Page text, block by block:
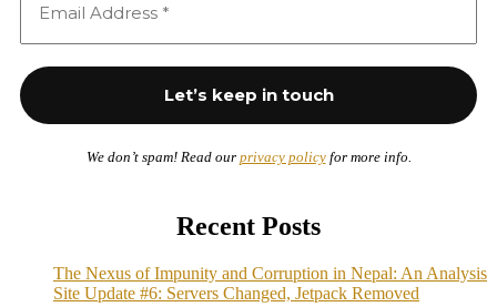
We don’t spam! Read our privacy policyfor more info.
Recent Posts
The Nexus of Impunity and Corruption in Nepal: An Analysis
Site Update #6: Servers Changed, Jetpack Removed